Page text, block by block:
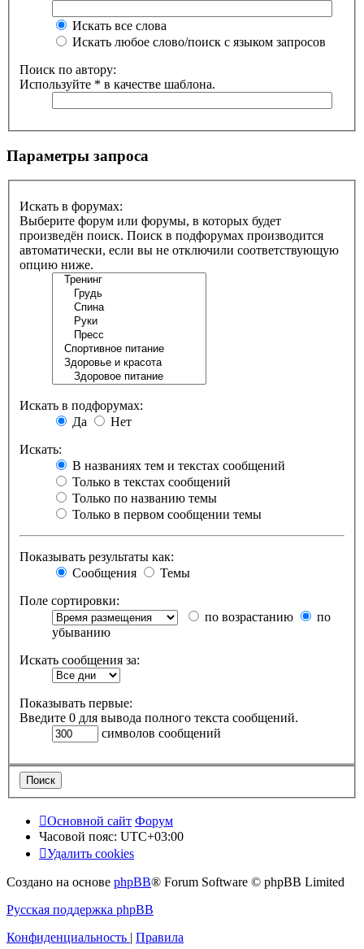
Искать все слова
Искать любое слово/поиск с языком запросов
Поиск по автору:
Используйте * в качестве шаблона.
Параметры запроса
Искать в форумах:
Выберите форум или форумы, в которых будет
произведён поиск. Поиск в подфорумах производится
автоматически, если вы не отключили соответствующую
опцию ниже.
Искать в подфорумах:
Да
Нет
Искать:
В названиях тем и текстах сообщений
Только в текстах сообщений
Только по названию темы
Только в первом сообщении темы
Показывать результаты как:
Сообщения
Темы
Поле сортировки:
по возрастанию
по
убыванию
Искать сообщения за:
Показывать первые:
Введите 0 для вывода полного текста сообщений.
символов сообщений
Основной сайт Форум
Часовой пояс: UTC+03:00
Удалить cookies
Создано на основе phpBB® Forum Software © phpBB Limited
Русская поддержка phpBB
Конфиденциальность | Правила